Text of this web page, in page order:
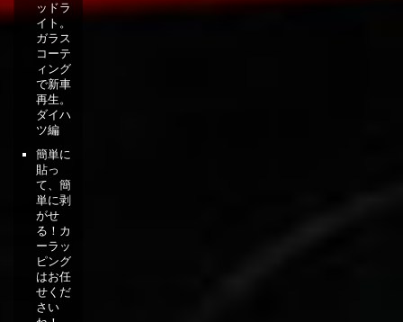
ッドラ
イト。
ガラス
コーテ
ィング
で新車
再生。
ダイハ
ツ編
簡単に
貼っ
て、簡
単に剥
がせ
る！カ
ーラッ
ピング
はお任
せくだ
さい